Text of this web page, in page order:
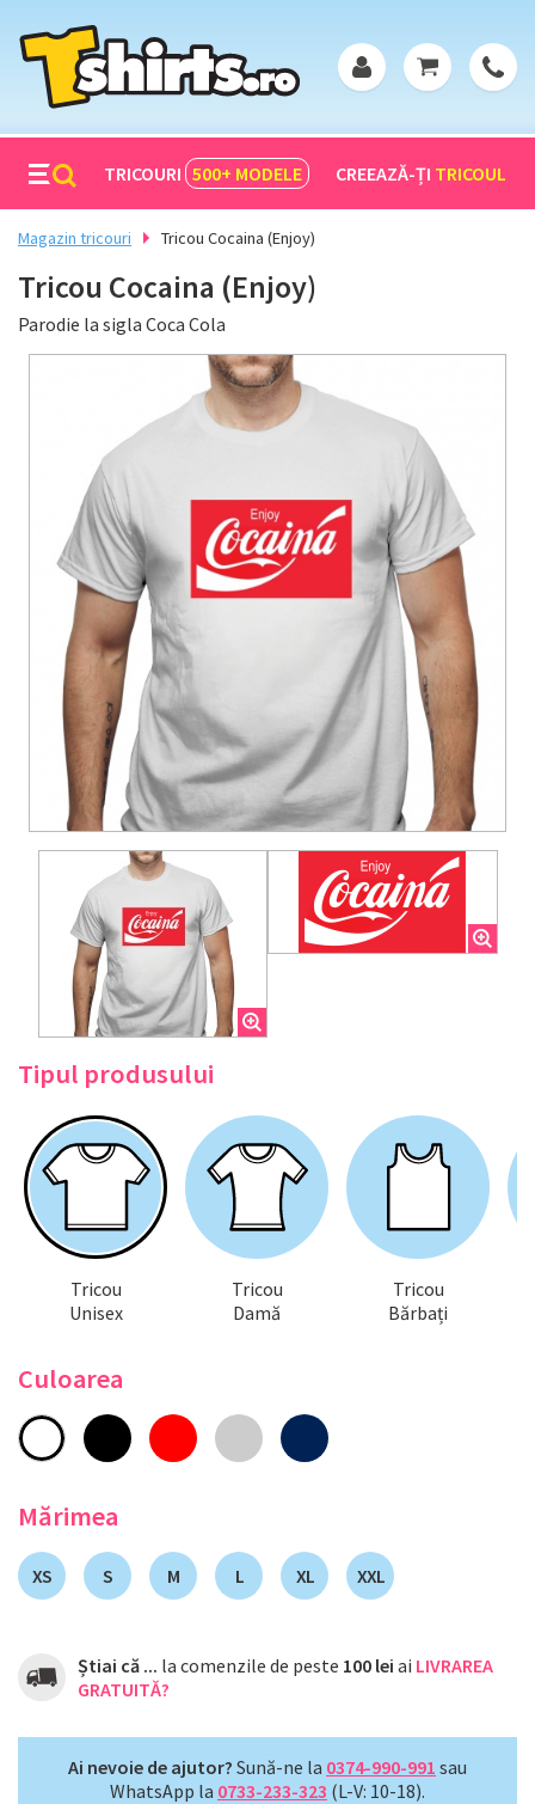
TRICOURI 500+ MODELE CREEAZĂ-ȚI TRICOUL
Magazin tricouri Tricou Cocaina (Enjoy)
Tricou Cocaina (Enjoy)
Parodie la sigla Coca Cola
Tipul produsului
Tricou
Unisex
Tricou
Damă
Tricou
Bărbați
Culoarea
Mărimea
XS S M L XL XXL
Știai că ... la comenzile de peste 100 lei ai LIVRAREA
GRATUITĂ?
Ai nevoie de ajutor? Sună-ne la 0374-990-991 sau
WhatsApp la 0733-233-323 (L-V: 10-18).